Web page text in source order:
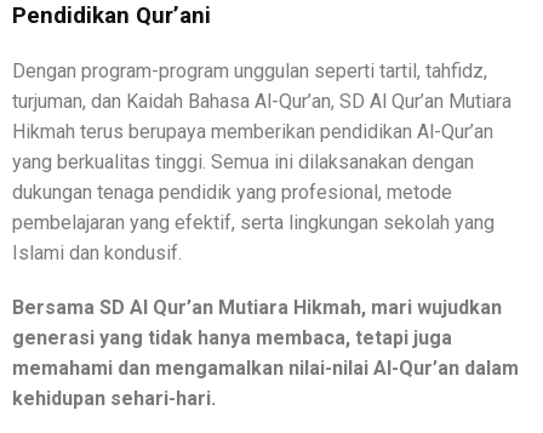
Pendidikan Qur’ani
Dengan program-program unggulan seperti tartil, tahfidz,
turjuman, dan Kaidah Bahasa Al-Qur’an, SD Al Qur’an Mutiara
Hikmah terus berupaya memberikan pendidikan Al-Qur’an
yang berkualitas tinggi. Semua ini dilaksanakan dengan
dukungan tenaga pendidik yang profesional, metode
pembelajaran yang efektif, serta lingkungan sekolah yang
Islami dan kondusif.
Bersama SD Al Qur’an Mutiara Hikmah, mari wujudkan
generasi yang tidak hanya membaca, tetapi juga
memahami dan mengamalkan nilai-nilai Al-Qur’an dalam
kehidupan sehari-hari.